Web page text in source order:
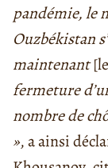
pandémie, le
Ouzbékistan
maintenant
fermeture
nombre de
», a ainsi